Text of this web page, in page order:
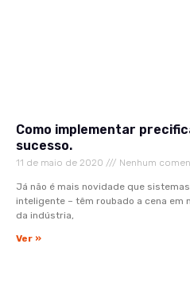
Como implementar
sucesso.
11 de maio de 2020 Nenhum
Já não é mais novidade que
inteligente – têm roubado a cena
da indústria,
Ver »